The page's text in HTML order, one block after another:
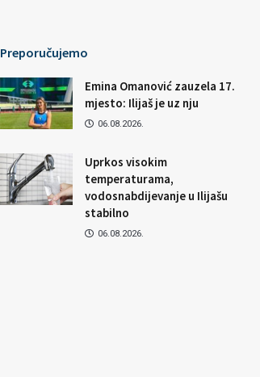
Preporučujemo
Emina Omanović zauzela 17.
mjesto: Ilijaš je uz nju
06.08.2026.
Uprkos visokim
temperaturama,
vodosnabdijevanje u Ilijašu
stabilno
06.08.2026.